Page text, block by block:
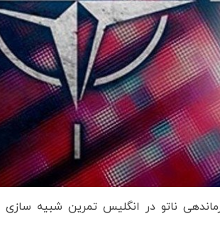
ناتو در انگلیس تمرین شبیه